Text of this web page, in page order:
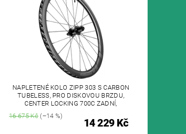
NAPLETENÉ KOLO ZIPP 303 S CARBON
TUBELESS, PRO DISKOVOU BRZDU,
CENTER LOCKING 700C ZADNÍ,
16 675 Kč(–14 %)
14 229 Kč